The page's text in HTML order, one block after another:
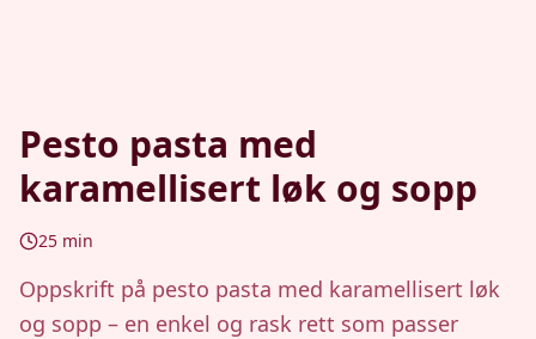
Pesto pasta med
karamellisert løk og sopp
25 min
Oppskrift på pesto pasta med karamellisert løk
og sopp – en enkel og rask rett som passer